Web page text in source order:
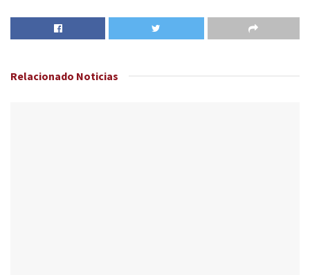
Relacionado Noticias